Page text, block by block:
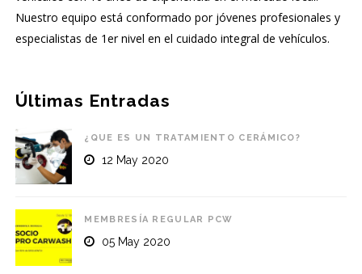
Nuestro equipo está conformado por jóvenes profesionales y
especialistas de 1er nivel en el cuidado integral de vehículos.
Últimas Entradas
¿QUE ES UN TRATAMIENTO CERÁMICO?
12 May 2020
MEMBRESÍA REGULAR PCW
05 May 2020